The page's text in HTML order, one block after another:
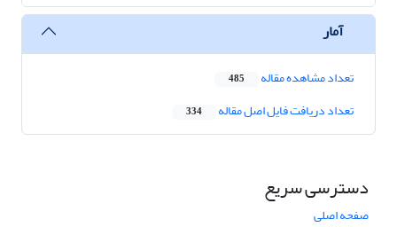
آمار
تعداد مشاهده مقاله 485
تعداد دریافت فایل اصل مقاله 334
دسترسی سریع
صفحه اصلی